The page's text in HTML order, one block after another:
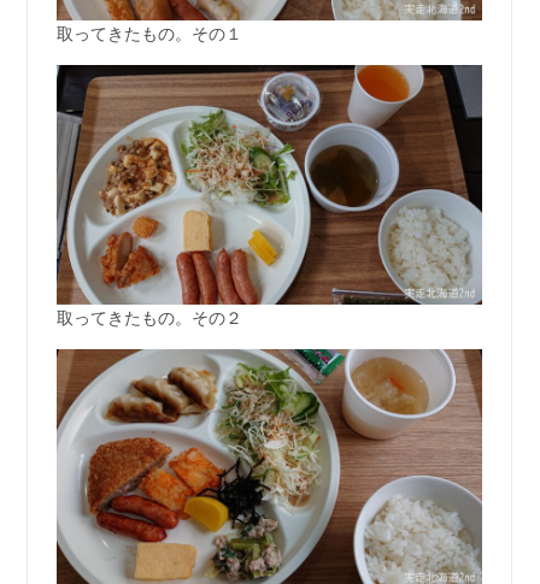
取ってきたもの。その１
取ってきたもの。その２